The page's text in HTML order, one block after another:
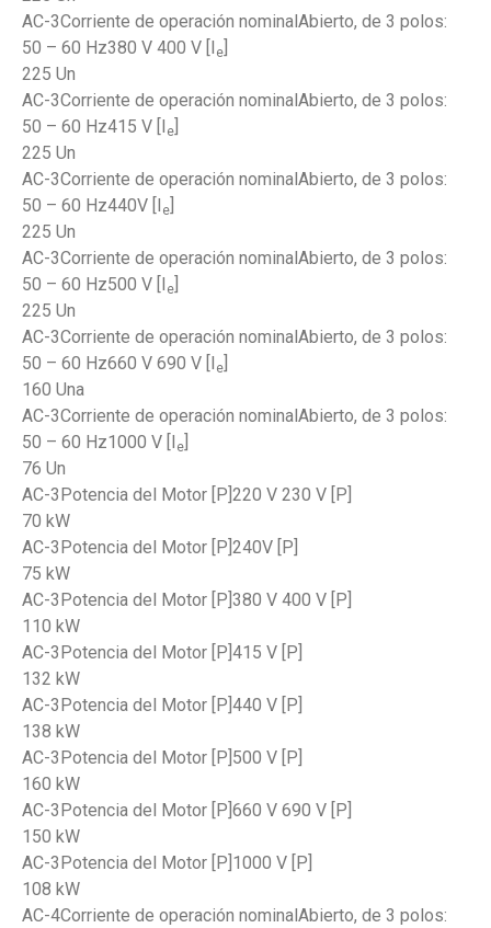
AC-3Corriente de operación nominalAbierto, de 3 polos:
50 – 60 Hz380 V 400 V [I
e
225 Un
AC-3Corriente de operación nominalAbierto, de 3 polos:
50 – 60 Hz415 V [I
e
225 Un
AC-3Corriente de operación nominalAbierto, de 3 polos:
50 – 60 Hz440V [I
e
225 Un
AC-3Corriente de operación nominalAbierto, de 3 polos:
50 – 60 Hz500 V [I
e
225 Un
AC-3Corriente de operación nominalAbierto, de 3 polos:
50 – 60 Hz660 V 690 V [I
e
160 Una
AC-3Corriente de operación nominalAbierto, de 3 polos:
50 – 60 Hz1000 V [I
e
76 Un
AC-3Potencia del Motor [P]220 V 230 V [P]
70 kW
AC-3Potencia del Motor [P]240V [P]
75 kW
AC-3Potencia del Motor [P]380 V 400 V [P]
110 kW
AC-3Potencia del Motor [P]415 V [P]
132 kW
AC-3Potencia del Motor [P]440 V [P]
138 kW
AC-3Potencia del Motor [P]500 V [P]
160 kW
AC-3Potencia del Motor [P]660 V 690 V [P]
150 kW
AC-3Potencia del Motor [P]1000 V [P]
108 kW
AC-4Corriente de operación nominalAbierto, de 3 polos: